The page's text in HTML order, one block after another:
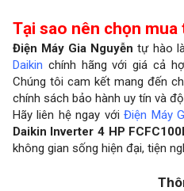
Tại sao nên chọn mua
Điện Máy Gia Nguyễn tự hào
Daikin chính hãng với giá cả
Chúng tôi cam kết mang đến
chính sách bảo hành uy tín và
Hãy liên hệ ngay vớiĐiện Máy
Daikin Inverter 4 HP
không gian sống hiện đại, tiện